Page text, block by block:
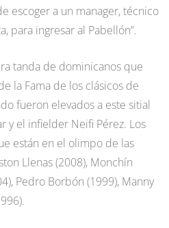
escoger a un manager, técnico
para ingresar al Pabellón”.
tanda de dominicanos que
la Fama de los clásicos de
fueron elevados a este sitial
y el infielder Neifi Pérez. Los
están en el olimpo de las
Llenas (2008), Monchín
Pedro Borbón (1999), Manny